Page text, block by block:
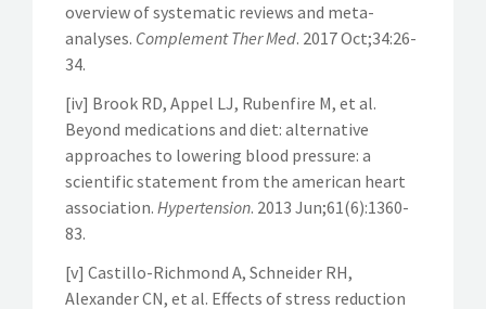
overview of systematic reviews and meta-
analyses. Complement Ther Med. 2017 Oct;34:26-
34.
[iv] Brook RD, Appel LJ, Rubenfire M, et al.
Beyond medications and diet: alternative
approaches to lowering blood pressure: a
scientific statement from the american heart
association. Hypertension. 2013 Jun;61(6):1360-
83.
[v] Castillo-Richmond A, Schneider RH,
Alexander CN, et al. Effects of stress reduction